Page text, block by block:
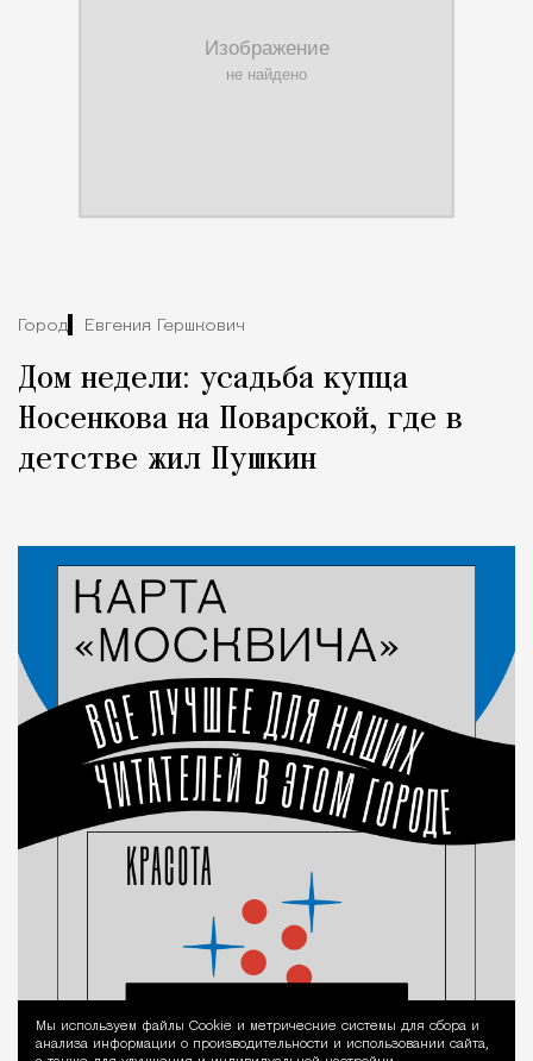
Город Евгения Гершкович
Дом недели: усадьба купца
Носенкова на Поварской, где в
детстве жил Пушкин
Уведомление
Мы используем файлы Сookie и метрические системы для сбора и
анализа информации о производительности и использовании сайта,